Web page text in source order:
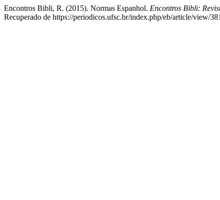
Encontros Bibli, R. (2015). Normas Espanhol. Encontros Bibli:
Recuperado de https://periodicos.ufsc.br/index.php/eb/article/view/